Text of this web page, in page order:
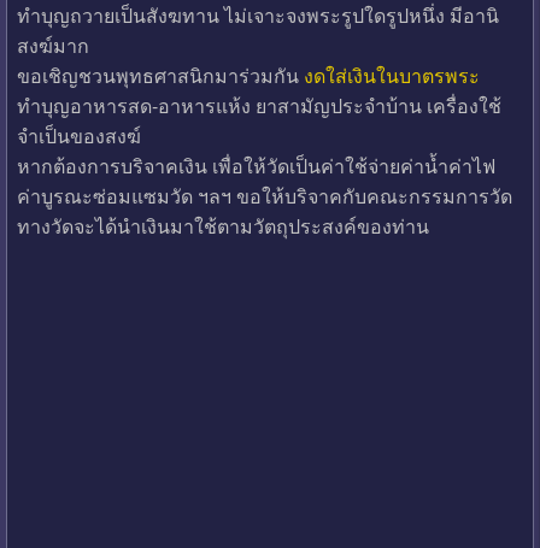
ทำบุญถวายเป็นสังฆทาน ไม่เจาะจงพระรูปใดรูปหนึ่ง มีอานิ
สงฆ์มาก
ขอเชิญชวนพุทธศาสนิกมาร่วมกัน งดใส่เงินในบาตรพระ
ทำบุญอาหารสด-อาหารแห้ง ยาสามัญประจำบ้าน เครื่องใช้
จำเป็นของสงฆ์
หากต้องการบริจาคเงิน เพื่อให้วัดเป็นค่าใช้จ่ายค่าน้ำค่าไฟ
ค่าบูรณะซ่อมแซมวัด ฯลฯ ขอให้บริจาคกับคณะกรรมการวัด
ทางวัดจะได้นำเงินมาใช้ตามวัตถุประสงค์ของท่าน